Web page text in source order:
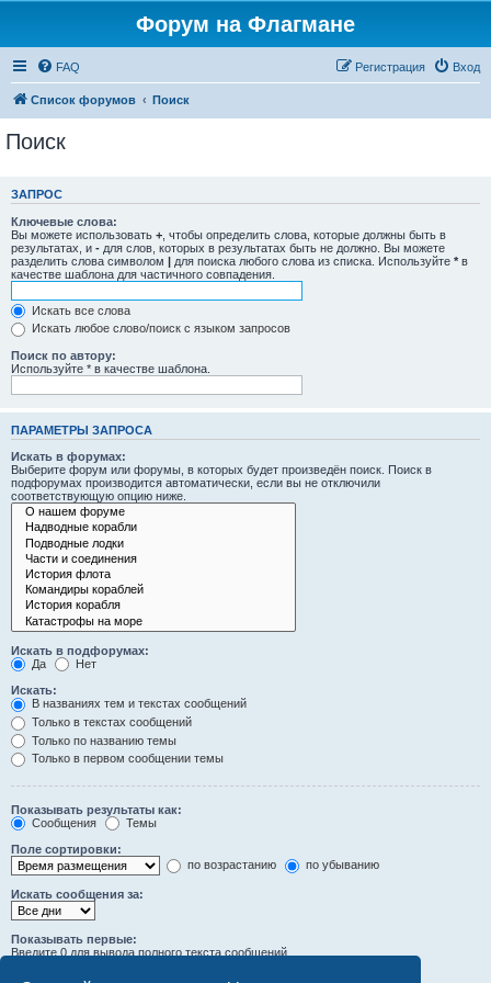
Форум на Флагмане
FAQ Вход
Регистрация
Список форумов Поиск
Поиск
ЗАПРОС
Ключевые слова:
Вы можете использовать + , чтобы определить слова, которые должны быть в
результатах, и - для слов, которых в результатах быть не должно. Вы можете
разделить слова символом | для поиска любого слова из списка. Используйте * в
качестве шаблона для частичного совпадения.
Искать все слова
Искать любое слово/поиск с языком запросов
Поиск по автору:
Используйте * в качестве шаблона.
ПАРАМЕТРЫ ЗАПРОСА
Искать в форумах:
Выберите форум или форумы, в которых будет произведён поиск. Поиск в
подфорумах производится автоматически, если вы не отключили
соответствующую опцию ниже.
Искать в подфорумах:
Да
Нет
Искать:
В названиях тем и текстах сообщений
Только в текстах сообщений
Только по названию темы
Только в первом сообщении темы
Показывать результаты как:
Сообщения
Темы
Поле сортировки:
по возрастанию
по убыванию
Искать сообщения за:
Показывать первые:
Введите 0 для вывода полного текста сообщений.